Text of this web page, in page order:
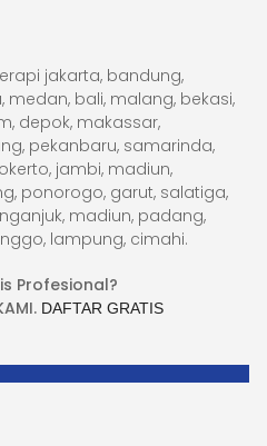
jakarta, bandung,
bali, malang, bekasi,
depok, makassar,
pekanbaru, samarinda,
jambi, madiun,
ponorogo, garut, salatiga,
madiun, padang,
lampung, cimahi.
Profesional?
DAFTAR GRATIS